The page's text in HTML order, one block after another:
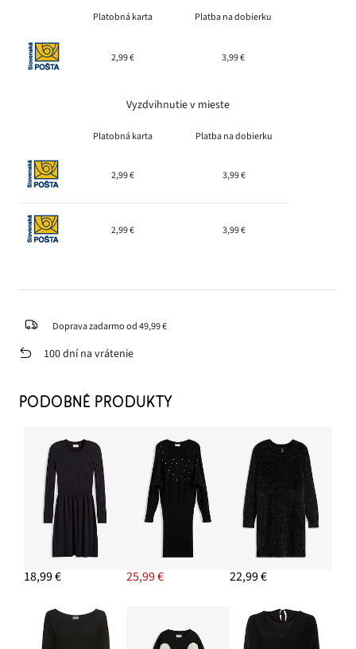
Platobná karta Platba na dobierku
2,99 € 3,99 €
Vyzdvihnutie v mieste
Platobná karta Platba na dobierku
2,99 € 3,99 €
2,99 € 3,99 €
Doprava zadarmo od 49,99 €
100 dní na vrátenie
PODOBNÉ PRODUKTY
18,99 € 25,99 € 22,99 €